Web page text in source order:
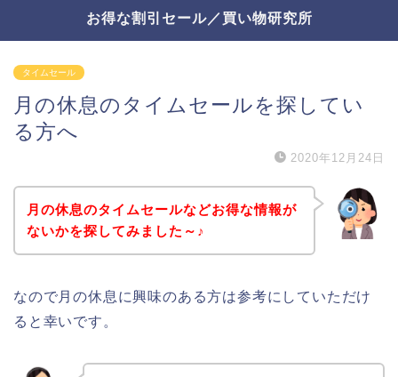
お得な割引セール／買い物研究所
タイムセール
月の休息のタイムセールを探してい
る方へ
2020年12月24日
月の休息のタイムセールなどお得な情報が
ないかを探してみました～♪
なので月の休息に興味のある方は参考にしていただけ
ると幸いです。